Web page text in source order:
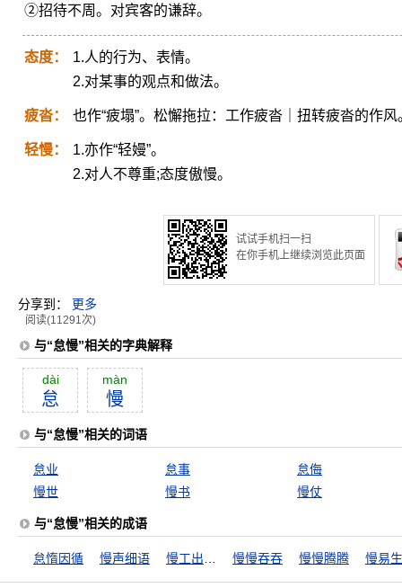
②招待不周。对宾客的谦辞。
态度：
1.人的行为、表情。
2.对某事的观点和做法。
疲沓： 也作“疲塌”。松懈拖拉：工作疲沓｜扭转疲沓的作风
轻慢：
1.亦作“轻嫚”。
2.对人不尊重;态度傲慢。
试试手机扫一扫
在你手机上继续浏览此页面
分享到： 更多
阅读(11291次)
与“怠慢”相关的字典解释
dài
怠
màn
慢
与“怠慢”相关的词语
怠业 怠事
怠侮
慢世
慢书 慢仗
与“怠慢”相关的成语
怠惰因循 慢声细语 慢慢吞吞 慢慢腾腾 慢易